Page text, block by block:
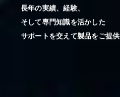
長年の実績、経験、
そして専門知識を活かした
サポートを交えて製品をご提